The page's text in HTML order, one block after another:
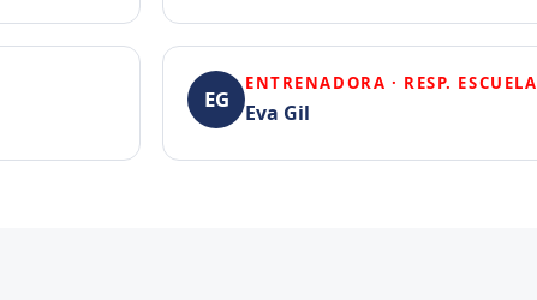
EG
ENTRENADORA · RESP. ESCUELA
Eva Gil